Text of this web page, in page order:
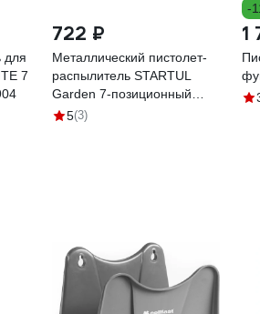
для
7
722 ₽
Металлический пистолет-
распылитель STARTUL
Garden 7-позиционный
ST6010-27
5(3)
-
1